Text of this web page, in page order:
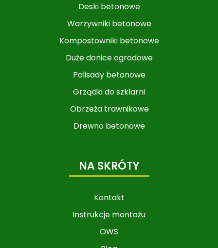
Deski betonowe
Warzywniki betonowe​​​​​​
Kompostowniki betonowe
Duże donice ogrodowe
Palisady betonowe
Grządki do szklarni
Obrzeża trawnikowe
Drewno betonowe
NA SKRÓTY
Kontakt
Instrukcje montażu
OWS